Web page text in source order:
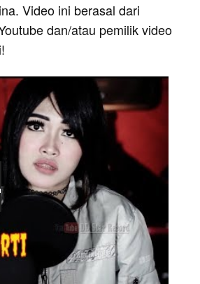
Video ini berasal dari
dan/atau pemilik video